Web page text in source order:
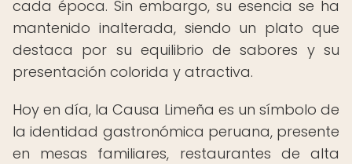
cada época. Sin embargo, su esencia se ha
mantenido inalterada, siendo un plato que
destaca por su equilibrio de sabores y su
presentación colorida y atractiva.
Hoy en día, la Causa Limeña es un símbolo de
la identidad gastronómica peruana, presente
en mesas familiares, restaurantes de alta